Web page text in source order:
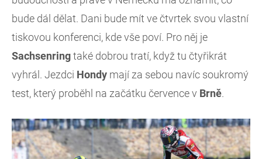
bude dál dělat. Dani bude mít ve čtvrtek svou vlastní
tiskovou konferenci, kde vše poví. Pro něj je
Sachsenringtaké dobrou tratí, když tu čtyřikrát
vyhrál. Jezdci Hondy mají za sebou navíc soukromý
test, který proběhl na začátku července v Brně.